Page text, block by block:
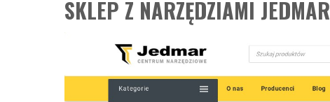
SKLEP Z NARZĘDZIAMI JEDMAR